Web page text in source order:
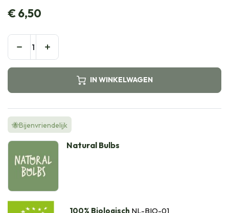
€6,50
IN WINKELWAGEN
🐝Bijenvriendelijk
Natural Bulbs
100% Biologisch NL-BIO-01